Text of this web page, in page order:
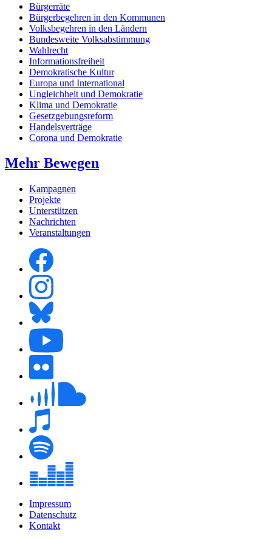
Bürgerräte
Bürgerbegehren in den Kommunen
Volksbegehren in den Ländern
Bundesweite Volksabstimmung
Wahlrecht
Informationsfreiheit
Demokratische Kultur
Europa und International
Ungleichheit und Demokratie
Klima und Demokratie
Gesetzgebungsreform
Handelsverträge
Corona und Demokratie
Mehr Bewegen
Kampagnen
Projekte
Unterstützen
Nachrichten
Veranstaltungen
Impressum
Datenschutz
Kontakt